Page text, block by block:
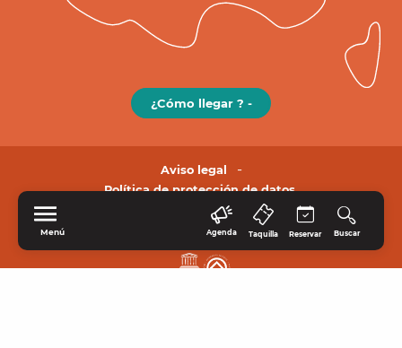
Menú Agenda Taquilla Reservar Buscar
¿Cómo llegar ? -
Aviso legal
Política de protección de datos.